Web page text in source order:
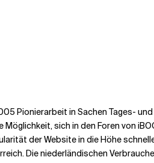
Pionierarbeit in Sachen Tages-
sich in den Foren von
der Website in die Höhe
Die niederländischen